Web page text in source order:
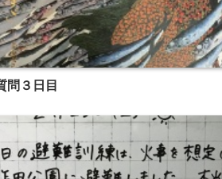
問３日目